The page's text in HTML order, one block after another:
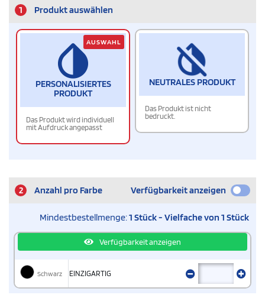
1 Produkt auswählen
PERSONALISIERTES
PRODUKT
Das Produkt wird individuell
mit Aufdruck angepasst
AUSWAHL
NEUTRALES PRODUKT
Das Produkt ist nicht
bedruckt.
2 Anzahl pro Farbe Verfügbarkeit anzeigen
Mindestbestellmenge:1 Stück - Vielfache von 1 Stück
Verfügbarkeit anzeigen
Schwarz EINZIGARTIG